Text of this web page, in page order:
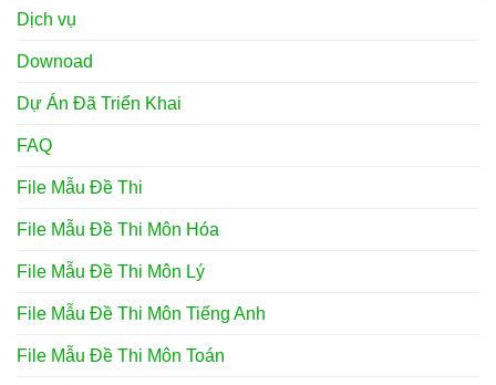
Dịch vụ
Downoad
Dự Án Đã Triển Khai
FAQ
File Mẫu Đề Thi
File Mẫu Đề Thi Môn Hóa
File Mẫu Đề Thi Môn Lý
File Mẫu Đề Thi Môn Tiếng Anh
File Mẫu Đề Thi Môn Toán